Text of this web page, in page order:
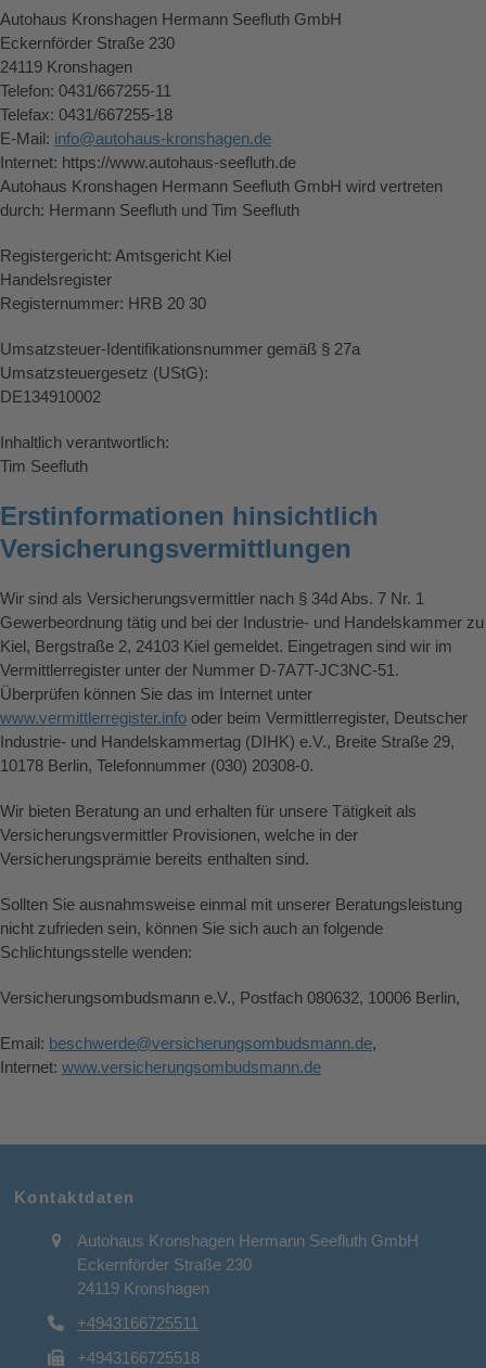
Autohaus Kronshagen Hermann Seefluth GmbH
Eckernförder Straße 230
24119 Kronshagen
Telefon: 0431/667255-11
Telefax: 0431/667255-18
E-Mail: info@autohaus-kronshagen.de
Internet: https://www.autohaus-seefluth.de
Autohaus Kronshagen Hermann Seefluth GmbH wird vertreten
durch: Hermann Seefluth und Tim Seefluth
Registergericht: Amtsgericht Kiel
Handelsregister
Registernummer: HRB 20 30
Umsatzsteuer-Identifikationsnummer gemäß § 27a
Umsatzsteuergesetz (UStG):
DE134910002
Inhaltlich verantwortlich:
Tim Seefluth
Erstinformationen hinsichtlich
Versicherungsvermittlungen
Wir sind als Versicherungsvermittler nach § 34d Abs. 7 Nr. 1
Gewerbeordnung tätig und bei der Industrie- und Handelskammer zu
Kiel, Bergstraße 2, 24103 Kiel gemeldet. Eingetragen sind wir im
Vermittlerregister unter der Nummer D-7A7T-JC3NC-51.
Überprüfen können Sie das im Internet unter
www.vermittlerregister.info oder beim Vermittlerregister, Deutscher
Industrie- und Handelskammertag (DIHK) e.V., Breite Straße 29,
10178 Berlin, Telefonnummer (030) 20308-0.
Wir bieten Beratung an und erhalten für unsere Tätigkeit als
Versicherungsvermittler Provisionen, welche in der
Versicherungsprämie bereits enthalten sind.
Sollten Sie ausnahmsweise einmal mit unserer Beratungsleistung
nicht zufrieden sein, können Sie sich auch an folgende
Schlichtungsstelle wenden:
Versicherungsombudsmann e.V., Postfach 080632, 10006 Berlin,
Email: beschwerde@versicherungsombudsmann.de,
Internet: www.versicherungsombudsmann.de
Kontaktdaten
Autohaus Kronshagen Hermann Seefluth GmbH
Eckernförder Straße 230
24119 Kronshagen
+4943166725511
+4943166725518